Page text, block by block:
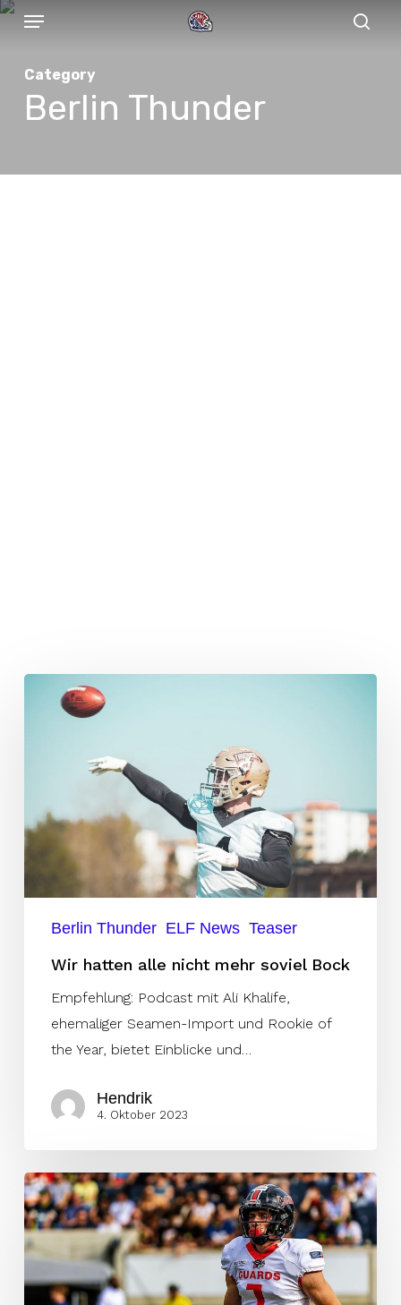
SkipMenu
Category
Berlin Thunder
hatten
soviel
Bock
Berlin Thunder ELF News Teaser
Wir hatten alle nicht mehr soviel Bock
Empfehlung: Podcast mit Ali Khalife,
ehemaliger Seamen-Import und Rookie of
the Year, bietet Einblicke und…
Hendrik
4. Oktober 2023
Kopf
an
Kopf
Rennen
um